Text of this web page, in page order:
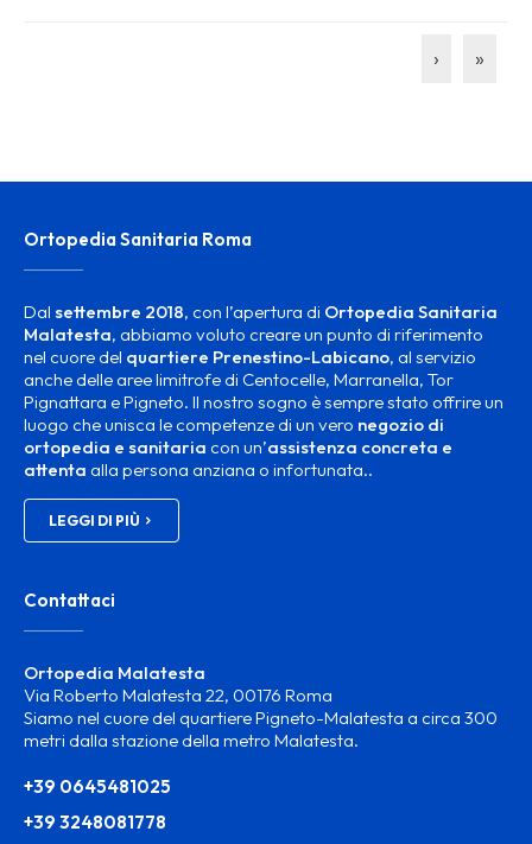
› »
Ortopedia Sanitaria Roma
Dal settembre 2018, con l’apertura di Ortopedia Sanitaria
Malatesta, abbiamo voluto creare un punto di riferimento
nel cuore del quartiere Prenestino-Labicano, al servizio
anche delle aree limitrofe di Centocelle, Marranella, Tor
Pignattara e Pigneto. Il nostro sogno è sempre stato offrire un
luogo che unisca le competenze di un vero negozio di
ortopedia e sanitaria con un’assistenza concreta e
attenta alla persona anziana o infortunata..
LEGGI DI PIÙ
Contattaci
Ortopedia Malatesta
Via Roberto Malatesta 22, 00176 Roma
Siamo nel cuore del quartiere Pigneto-Malatesta a circa 300
metri dalla stazione della metro Malatesta.
+39 0645481025
+39 3248081778